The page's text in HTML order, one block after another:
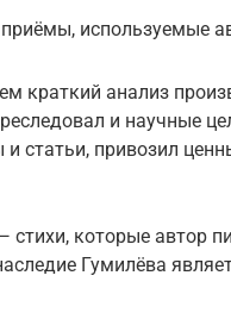
используемые
краткий анализ
и научные
статьи, привозил
стихи, которые автор
Гумилёва